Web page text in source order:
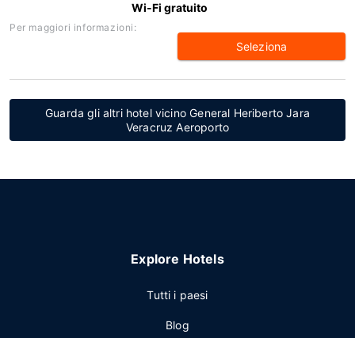
Wi-Fi gratuito
Per maggiori informazioni:
Seleziona
Guarda gli altri hotel vicino General Heriberto Jara
Veracruz Aeroporto
Explore Hotels
Tutti i paesi
Blog